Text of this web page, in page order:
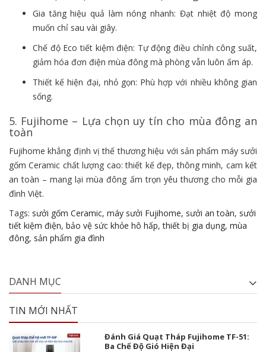
Gia tăng hiệu quả làm nóng nhanh: Đạt nhiệt độ mong
muốn chỉ sau vài giây.
Chế độ Eco tiết kiệm điện: Tự động điều chỉnh công suất,
giảm hóa đơn điện mùa đông mà phòng vẫn luôn ấm áp.
Thiết kế hiện đại, nhỏ gọn: Phù hợp với nhiều không gian
sống.
5. Fujihome – Lựa chọn uy tín cho mùa đông an
toàn
Fujihome khẳng định vị thế thương hiệu với sản phẩm máy sưởi
gốm Ceramic chất lượng cao: thiết kế đẹp, thông minh, cam kết
an toàn – mang lại mùa đông ấm trọn yêu thương cho mỗi gia
đình Việt.
Tags: sưởi gốm Ceramic, máy sưởi Fujihome, sưởi an toàn, sưởi
tiết kiệm điện, bảo vệ sức khỏe hô hấp,thiết bị gia dụng, mùa
đông, sản phẩm gia đình
DANH MỤC
TIN MỚI NHẤT
Đánh Giá Quạt Tháp Fujihome TF-51:
Ba Chế Độ Gió Hiện Đại